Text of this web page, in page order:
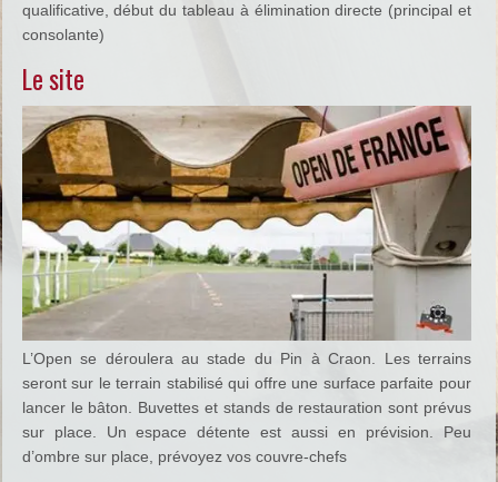
qualificative, début du tableau à élimination directe (principal et
consolante)
Le site
L’Open se déroulera au stade du Pin à Craon. Les terrains
seront sur le terrain stabilisé qui offre une surface parfaite pour
lancer le bâton. Buvettes et stands de restauration sont prévus
sur place. Un espace détente est aussi en prévision. Peu
d’ombre sur place, prévoyez vos couvre-chefs